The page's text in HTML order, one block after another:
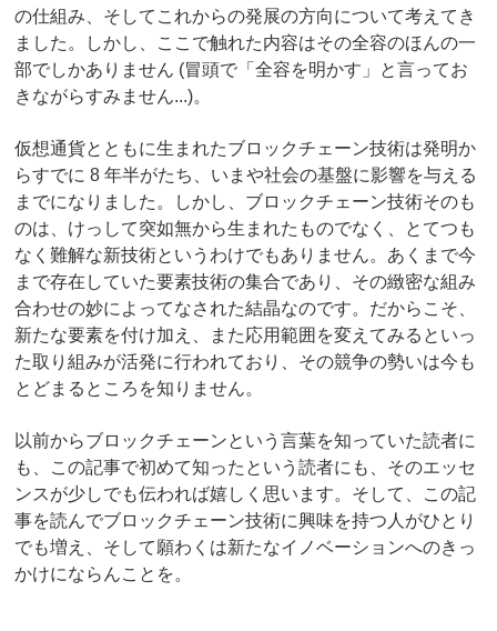
の仕組み、そしてこれからの発展の方向について考えてき
ました。しかし、ここで触れた内容はその全容のほんの一
部でしかありません (冒頭で「全容を明かす」と言ってお
きながらすみません...)。
仮想通貨とともに生まれたブロックチェーン技術は発明か
らすでに 8 年半がたち、いまや社会の基盤に影響を与える
までになりました。しかし、ブロックチェーン技術そのも
のは、けっして突如無から生まれたものでなく、とてつも
なく難解な新技術というわけでもありません。あくまで今
まで存在していた要素技術の集合であり、その緻密な組み
合わせの妙によってなされた結晶なのです。だからこそ、
新たな要素を付け加え、また応用範囲を変えてみるといっ
た取り組みが活発に行われており、その競争の勢いは今も
とどまるところを知りません。
以前からブロックチェーンという言葉を知っていた読者に
も、この記事で初めて知ったという読者にも、そのエッセ
ンスが少しでも伝われば嬉しく思います。そして、この記
事を読んでブロックチェーン技術に興味を持つ人がひとり
でも増え、そして願わくは新たなイノベーションへのきっ
かけにならんことを。